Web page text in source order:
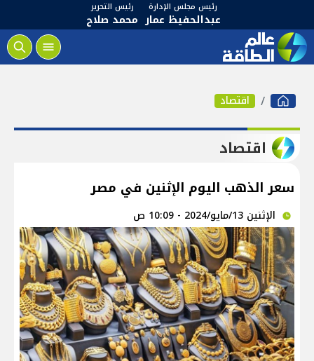
رئيس مجلس الإدارة
عبدالحفيظ عمار
رئيس التحرير
محمد صلاح
اقتصاد
اقتصاد
سعر الذهب اليوم الإثنين في مصر
الإثنين 13/مايو/2024 - 10:09 ص